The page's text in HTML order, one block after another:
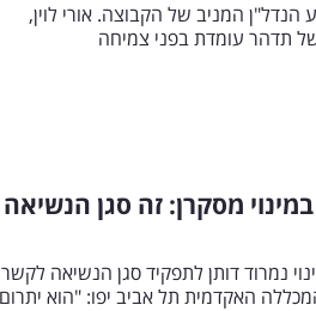
המניב של הקבוצה. אורי לוין,
תדהר עומדת בפני צמיחה
מסקרן: זה סגן הנשיאה
נמרוד דותן לתפקיד סגן הנשיאה
האקדמית תל אביב יפו: "הוא יתרום